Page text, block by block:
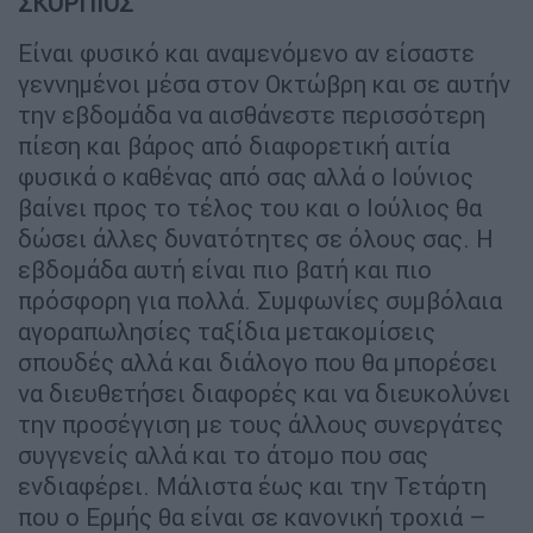
Είναι φυσικό και αναμενόμενο αν είσαστε
γεννημένοι μέσα στον Οκτώβρη και σε αυτήν
την εβδομάδα να αισθάνεστε περισσότερη
πίεση και βάρος από διαφορετική αιτία
φυσικά ο καθένας από σας αλλά ο Ιούνιος
βαίνει προς το τέλος του και ο Ιούλιος θα
δώσει άλλες δυνατότητες σε όλους σας. Η
εβδομάδα αυτή είναι πιο βατή και πιο
πρόσφορη για πολλά. Συμφωνίες συμβόλαια
αγοραπωλησίες ταξίδια μετακομίσεις
σπουδές αλλά και διάλογο που θα μπορέσει
να διευθετήσει διαφορές και να διευκολύνει
την προσέγγιση με τους άλλους συνεργάτες
συγγενείς αλλά και το άτομο που σας
ενδιαφέρει. Μάλιστα έως και την Τετάρτη
που ο Ερμής θα είναι σε κανονική τροχιά –